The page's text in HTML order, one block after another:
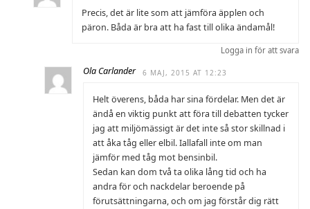
Precis, det är lite som att jämföra äpplen och
päron. Båda är bra att ha fast till olika ändamål!
Logga in för att svara
Ola Carlander 6 MAJ, 2015 AT 12:23
Helt överens, båda har sina fördelar. Men det är
ändå en viktig punkt att föra till debatten tycker
jag att miljömässigt är det inte så stor skillnad i
att åka tåg eller elbil. Iallafall inte om man
jämför med tåg mot bensinbil.
Sedan kan dom två ta olika lång tid och ha
andra för och nackdelar beroende på
förutsättningarna, och om jag förstår dig rätt